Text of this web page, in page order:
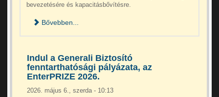
bevezetésére és kapacitásbővítésre.
Bővebben...
Indul a Generali Biztosító
fenntarthatósági pályázata, az
EnterPRIZE 2026.
2026. május 6., szerda - 10:13